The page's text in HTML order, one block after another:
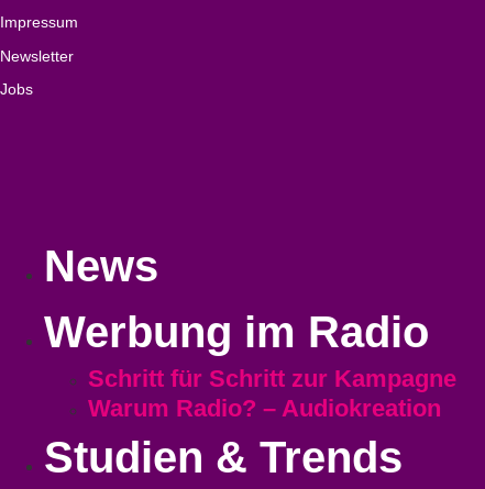
Impressum
Newsletter
Jobs
News
Werbung im Radio
Schritt für Schritt zur Kampagne
Warum Radio? – Audiokreation
Studien & Trends